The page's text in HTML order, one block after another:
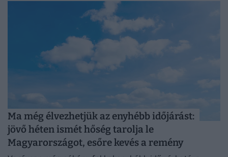
Ma még élvezhetjük az enyhébb időjárást:
jövő héten ismét hőség tarolja le
Magyarországot, esőre kevés a remény